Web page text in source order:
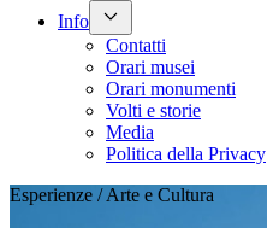
Info
Contatti
Orari musei
Orari monumenti
Volti e storie
Media
Politica della Privacy
Esperienze / Arte e Cultura